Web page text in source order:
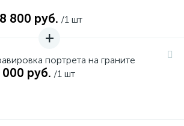
800 руб. /1 шт
портрета на граните
000 руб. /1 шт